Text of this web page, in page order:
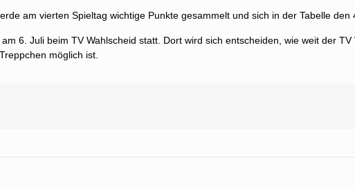
am vierten Spieltag wichtige Punkte gesammelt und sich in der Tabelle den
6. Juli beim TV Wahlscheid statt. Dort wird sich entscheiden, wie weit der
möglich ist.